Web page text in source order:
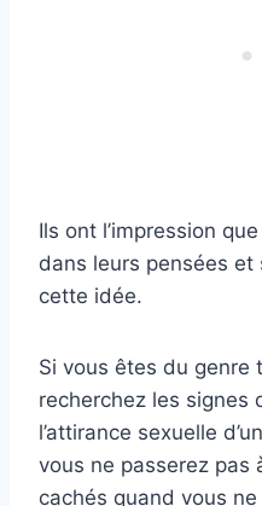
Ils ont l’impression
dans leurs pensées
cette idée.
Si vous êtes du genre
recherchez les signes
l’attirance sexuelle
vous ne passerez pas
cachés quand vous